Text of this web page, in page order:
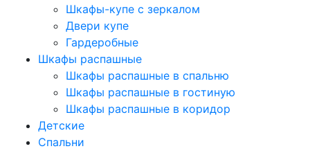
Шкафы-купе с зеркалом
Двери купе
Гардеробные
Шкафы распашные
Шкафы распашные в спальню
Шкафы распашные в гостиную
Шкафы распашные в коридор
Детские
Спальни